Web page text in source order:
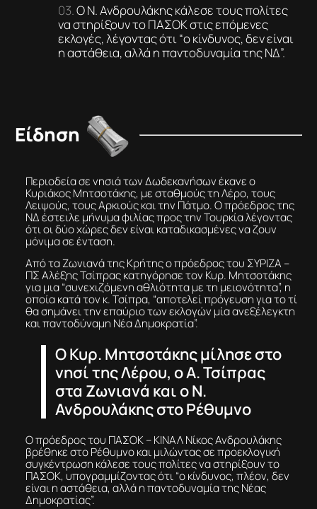
Ο Ν. Ανδρουλάκης κάλεσε τους πολίτες
να στηρίξουν το ΠΑΣΟΚ στις επόμενες
εκλογές, λέγοντας ότι “ο κίνδυνος, δεν είναι
η αστάθεια, αλλά η παντοδυναμία της ΝΔ”.
Είδηση
Περιοδεία σε νησιά των Δωδεκανήσων έκανε ο
Κυριάκος Μητσοτάκης, με σταθμούς τη Λέρο, τους
Λειψούς, τους Αρκιούς και την Πάτμο. Ο πρόεδρος της
ΝΔ έστειλε μήνυμα φιλίας προς την Τουρκία λέγοντας
ότι οι δύο χώρες δεν είναι καταδικασμένες να ζουν
μόνιμα σε ένταση.
Από τα Ζωνιανά της Κρήτης ο πρόεδρος του ΣΥΡΙΖΑ –
ΠΣ Αλέξης Τσίπρας κατηγόρησε τον Κυρ. Μητσοτάκης
για μια “συνεχιζόμενη αθλιότητα με τη μειονότητα”, η
οποία κατά τον κ. Τσίπρα, “αποτελεί πρόγευση για το τί
θα σημάνει την επαύριο των εκλογών μία ανεξέλεγκτη
και παντοδύναμη Νέα Δημοκρατία”.
Ο Κυρ. Μητσοτάκης μίλησε στο
νησί της Λέρου, ο Α. Τσίπρας
στα Ζωνιανά και ο Ν.
Ανδρουλάκης στο Ρέθυμνο
Ο πρόεδρος του ΠΑΣΟΚ – ΚΙΝΑΛ Νίκος Ανδρουλάκης
βρέθηκε στο Ρέθυμνο και μιλώντας σε προεκλογική
συγκέντρωση κάλεσε τους πολίτες να στηρίξουν το
ΠΑΣΟΚ, υπογραμμίζοντας ότι “ο κίνδυνος, πλέον, δεν
είναι η αστάθεια, αλλά η παντοδυναμία της Νέας
Δημοκρατίας”.